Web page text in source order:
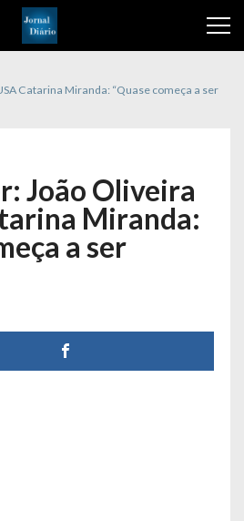
Catarina Miranda: “Quase começa a ser
João Oliveira
Miranda:
a ser